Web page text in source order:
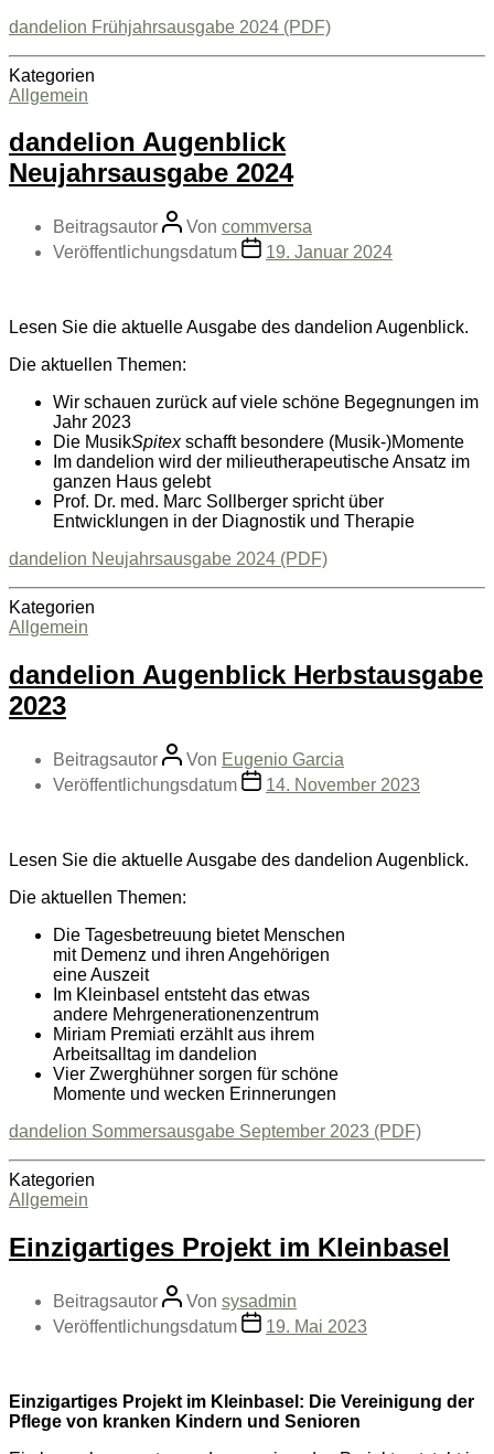
dandelion Frühjahrsausgabe 2024 (PDF)
Kategorien
Allgemein
dandelion Augenblick
Neujahrsausgabe 2024
Beitragsautor Von commversa
Veröffentlichungsdatum
19. Januar 2024
Lesen Sie die aktuelle Ausgabe des dandelion Augenblick.
Die aktuellen Themen:
Wir schauen zurück auf viele schöne Begegnungen im
Jahr 2023
Die MusikSpitexschafft besondere (Musik-)Momente
Im dandelion wird der milieutherapeutische Ansatz im
ganzen Haus gelebt
Prof. Dr. med. Marc Sollberger spricht über
Entwicklungen in der Diagnostik und Therapie
dandelion Neujahrsausgabe 2024 (PDF)
Kategorien
Allgemein
dandelion Augenblick Herbstausgabe
2023
Beitragsautor Von Eugenio Garcia
Veröffentlichungsdatum
14. November 2023
Lesen Sie die aktuelle Ausgabe des dandelion Augenblick.
Die aktuellen Themen:
Die Tagesbetreuung bietet Menschen
mit Demenz und ihren Angehörigen
eine Auszeit
Im Kleinbasel entsteht das etwas
andere Mehrgenerationenzentrum
Miriam Premiati erzählt aus ihrem
Arbeitsalltag im dandelion
Vier Zwerghühner sorgen für schöne
Momente und wecken Erinnerungen
dandelion Sommersausgabe September 2023 (PDF)
Kategorien
Allgemein
Einzigartiges Projekt im Kleinbasel
Beitragsautor Von sysadmin
Veröffentlichungsdatum
19. Mai 2023
Einzigartiges Projekt im Kleinbasel: Die Vereinigung der
Pflege von kranken Kindern und Senioren